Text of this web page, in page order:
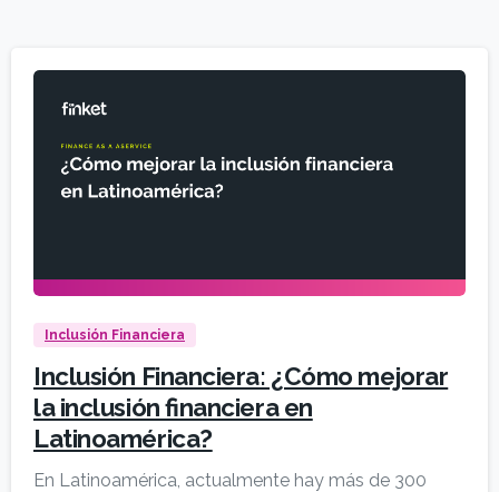
Inclusión Financiera
Inclusión Financiera: ¿Cómo mejorar
la inclusión financiera en
Latinoamérica?
En Latinoamérica, actualmente hay más de 300